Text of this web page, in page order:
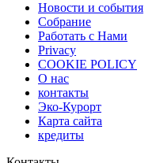
Новости и события
Cобрание
Работать c Нами
Privacy
COOKIE POLICY
О нас
контакты
Эко-Курорт
Карта сайта
кредиты